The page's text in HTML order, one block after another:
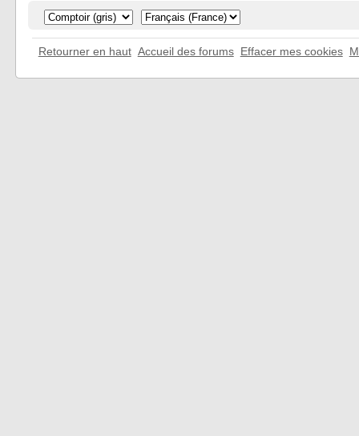
Retourner en haut Accueil des forums Effacer mes cookies